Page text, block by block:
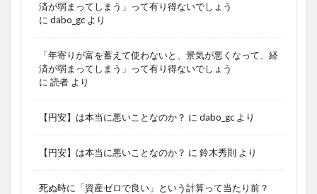
済が弱まってしまう」って有り得ないでしょう
に dabo_gc より
「年寄りが富を蓄えて使わないと、景気が悪くなって、経
済が弱まってしまう」って有り得ないでしょう
に 読者 より
【円安】は本当に悪いことなのか？ に dabo_gc より
【円安】は本当に悪いことなのか？ に 鈴木秀則 より
死ぬ時に「資産ゼロで良い」という計算って当たり前？